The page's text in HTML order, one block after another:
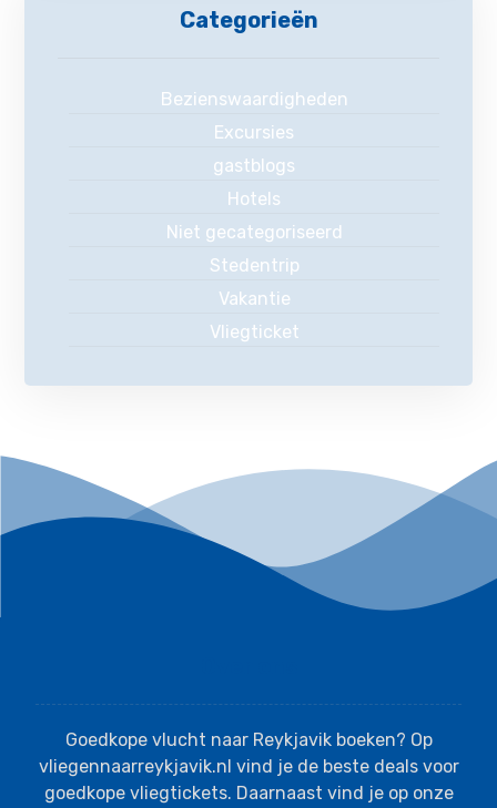
Categorieën
Bezienswaardigheden
Excursies
gastblogs
Hotels
Niet gecategoriseerd
Stedentrip
Vakantie
Vliegticket
Goedkope vlucht naar Reykjavik boeken? Op
vliegennaarreykjavik.nl vind je de beste deals voor
goedkope vliegtickets. Daarnaast vind je op onze